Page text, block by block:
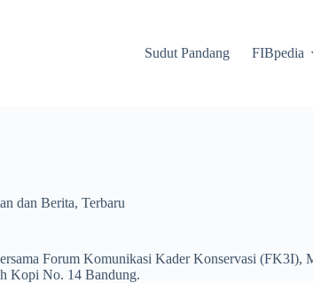
Sudut Pandang FIBpedia
dan Berita, Terbaru
Forum Komunikasi Kader Konservasi (FK3I),
Kopi No. 14 Bandung.